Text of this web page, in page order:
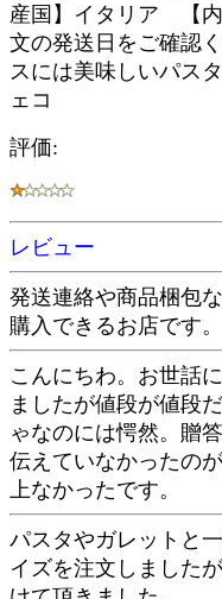
産国】イタリア 【内
文の発送日をご確認
スには美味しいパス
ェコ
評価:
レビュー
発送連絡や商品梱包
購入できるお店です。
こんにちわ。お世話
ましたが値段が値段
ゃなのには愕然。贈
伝えていなかったの
上なかったです。
パスタやガレットと
イズを注文しました